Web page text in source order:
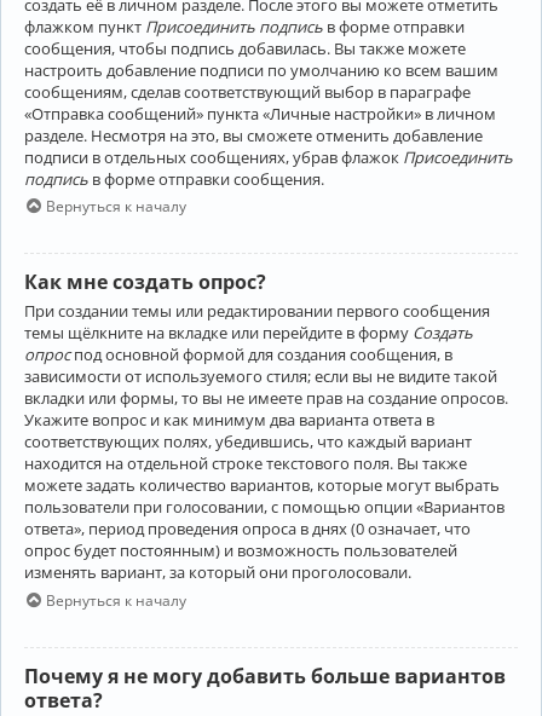
флажком пункт Присоединить подпись в форме отправки
сообщения, чтобы подпись добавилась. Вы также можете
настроить добавление подписи по умолчанию ко всем вашим
сообщениям, сделав соответствующий выбор в параграфе
«Отправка сообщений» пункта «Личные настройки» в личном
разделе. Несмотря на это, вы сможете отменить добавление
подписи в отдельных сообщениях, убрав флажок Присоединить
подпись в форме отправки сообщения.
Вернуться к началу
Как мне создать опрос?
При создании темы или редактировании первого сообщения
темы щёлкните на вкладке или перейдите в форму Создать
опроспод основной формой для создания сообщения, в
зависимости от используемого стиля; если вы не видите такой
вкладки или формы, то вы не имеете прав на создание опросов.
Укажите вопрос и как минимум два варианта ответа в
соответствующих полях, убедившись, что каждый вариант
находится на отдельной строке текстового поля. Вы также
можете задать количество вариантов, которые могут выбрать
пользователи при голосовании, с помощью опции «Вариантов
ответа», период проведения опроса в днях (0 означает, что
опрос будет постоянным) и возможность пользователей
изменять вариант, за который они проголосовали.
Вернуться к началу
Почему я не могу добавить больше вариантов
ответа?